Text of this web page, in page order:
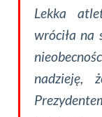
Lekka
wróciła na
nadzieję,